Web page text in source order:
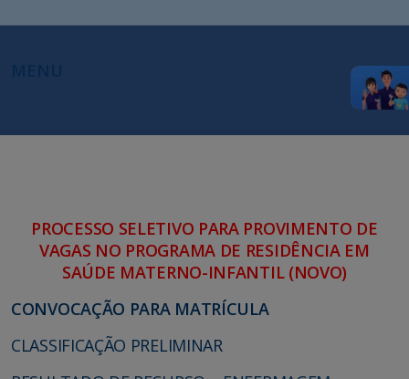
PROCESSO SELETIVO PARA PROVIMENTO DE
VAGAS NO PROGRAMA DE RESIDÊNCIA EM
SAÚDE MATERNO-INFANTIL (NOVO)
CONVOCAÇÃO PARA MATRÍCULA
CLASSIFICAÇÃO PRELIMINAR